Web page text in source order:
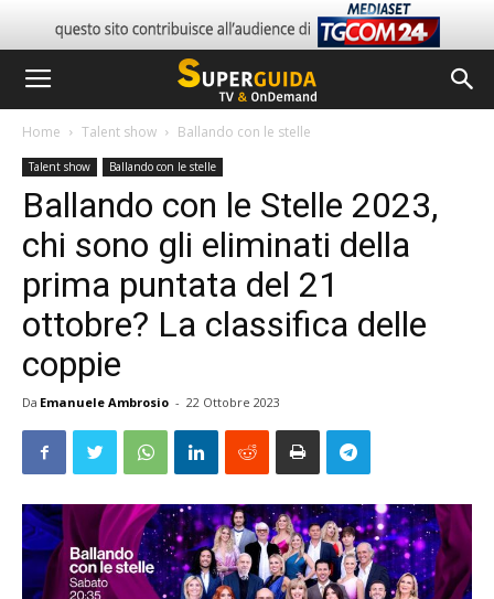
Home Talent show Ballando con le stelle
Talent show Ballando con le stelle
Ballando con le Stelle 2023,
chi sono gli eliminati della
prima puntata del 21
ottobre? La classifica delle
coppie
Da Emanuele Ambrosio - 22 Ottobre 2023